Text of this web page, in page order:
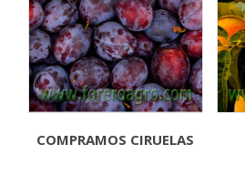
COMPRAMOS CIRUELAS